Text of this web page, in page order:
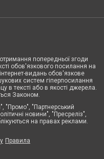
попередньої згоди
обов'язкового посилання на
видань обов'язкове
систем гіперпосилання
в тексті або в якості джерела.
Законом.
"Промо", "Партнерський
новини", "Пресреліз",
на правах реклами.
Правила